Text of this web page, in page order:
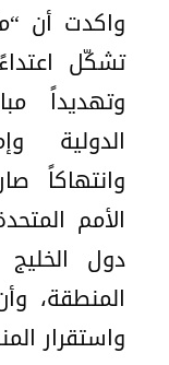
واكدت أن
تشكّل
وتهديداً
الدولية
وانتهاكاً
الأمم
دول
المنطقة،
واستقرار